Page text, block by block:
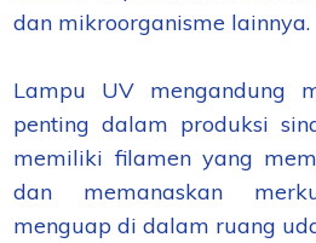
dan mikroorganisme lainnya.
Lampu UV mengandung
penting dalam produksi
memiliki filamen yang
dan memanaskan
menguap di dalam ruang